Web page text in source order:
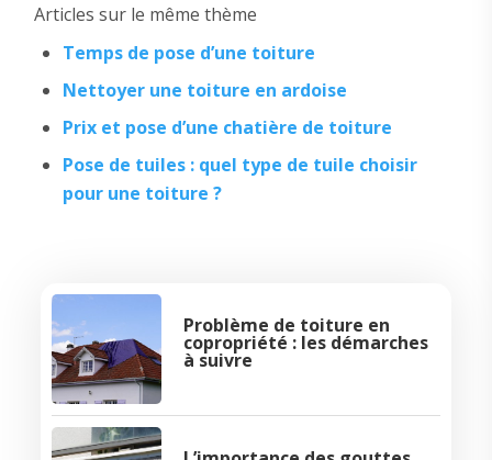
Articles sur le même thème
Temps de pose d’une toiture
Nettoyer une toiture en ardoise
Prix et pose d’une chatière de toiture
Pose de tuiles : quel type de tuile choisir
pour une toiture ?
Problème de toiture en
copropriété : les démarches
à suivre